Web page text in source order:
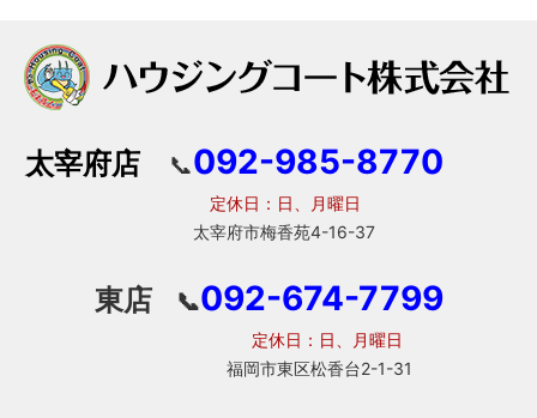
太宰府店 📞092-985-8770
定休日：日、月曜日
太宰府市梅香苑4-16-37
東店 📞092-674-7799
定休日：日、月曜日
福岡市東区松香台2-1-31